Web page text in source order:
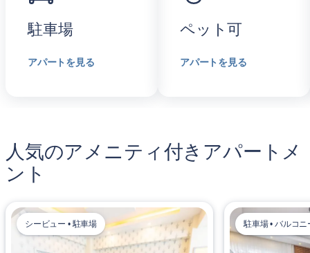
駐車場
アパートを見る
ペット可
アパートを見る
人気のアメニティ付きアパートメ
ント
シービュー • 駐車場 駐車場 • バルコニ